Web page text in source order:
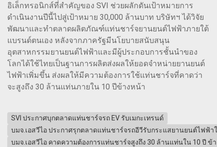
อิเล็กทรอนิกส์ที่สำคัญของ SVI ช่วยผลักดันเป้าหมายการ
ดำเนินงานปีนี้ไปสู่เป้าหมาย 30,000 ล้านบาท บริษัทฯ ได้วิจัย
พัฒนาและทำตลาดผลิตภัณฑ์แท่นชาร์จยานยนต์ไฟฟ้าภายใต้
แบรนด์ตนเอง หลังจากภาครัฐมีนโยบายสนับสนุน
อุตสาหกรรมยานยนต์ไฟฟ้าและมีผู้ประกอบการชั้นนำของ
โลกได้ใช้ไทยเป็นฐานการผลิตส่งผลให้ยอดจำหน่ายยานยนต์
ไฟฟ้าเพิ่มขึ้น ส่งผลให้มีความต้องการใช้แท่นชาร์จที่คาดว่า
จะสูงถึง 30 ล้านแท่นภายใน 10 ปีข้างหน้า
SVI ประกาศบุกตลาดแท่นชาร์จรถ EV รับเมกะเทรนด์
บมจ.เอสวีไอ ประกาศรุกตลาดแท่นชาร์จรถอีวีรับกระแสยานยนต์ไฟฟ้า
บมจ.เอสวีไอ คาดความต้องการแท่นชาร์จสูงถึง 30 ล้านแท่นใน 10 ปี ข้